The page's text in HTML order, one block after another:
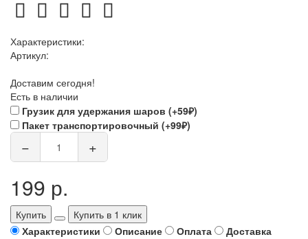
Характеристики:
Артикул:
Доставим сегодня!
Есть в наличии
Грузик для удержания шаров (+59₽)
Пакет транспортировочный (+99₽)
− +
199 р.
Купить
Купить в 1 клик
Характеристики
Описание Оплата
Доставка